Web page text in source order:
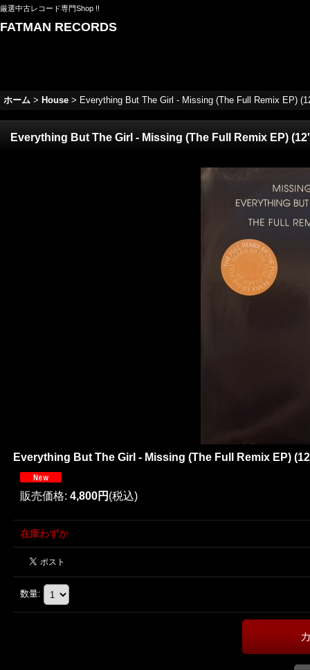
厳選中古レコード専門Shop !!
FATMAN RECORDS
ホーム > House > Everything But The Girl - Missing (The Full Remix EP)
Everything But The Girl - Missing (The Full Remix EP)
Everything But The Girl - Missing (The Full Remix EP)
販売価格: 4,800円 (税込)
在庫わずか
数量: